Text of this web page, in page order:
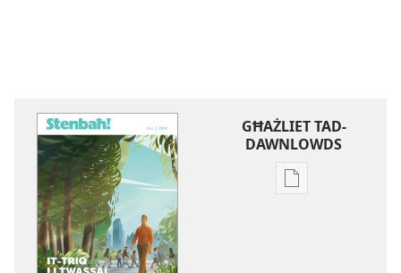
GĦAŻLIET TAD-
DAWNLOWDS
Għażliet